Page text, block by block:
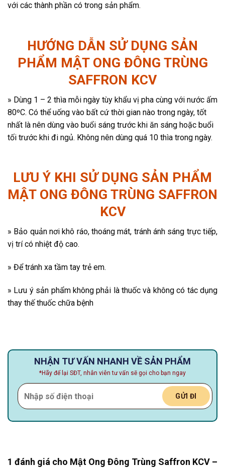
với các thành phần có trong sản phẩm.
HƯỚNG DẪN SỬ DỤNG SẢN
PHẨM MẬT ONG ĐÔNG TRÙNG
SAFFRON KCV
» Dùng 1 – 2 thìa mỗi ngày tùy khẩu vị pha cùng với nước ấm
80ºC. Có thể uống vào bất cứ thời gian nào trong ngày, tốt
nhất là nên dùng vào buổi sáng trước khi ăn sáng hoặc buổi
tối trước khi đi ngủ. Không nên dùng quá 10 thìa trong ngày.
LƯU Ý KHI SỬ DỤNG SẢN PHẨM
MẬT ONG ĐÔNG TRÙNG SAFFRON
KCV
» Bảo quản nơi khô ráo, thoáng mát, tránh ánh sáng trực tiếp,
vị trí có nhiệt độ cao.
» Để tránh xa tầm tay trẻ em.
» Lưu ý sản phẩm không phải là thuốc và không có tác dụng
thay thế thuốc chữa bệnh
NHẬN TƯ VẤN NHANH VỀ SẢN PHẨM
*Hãy để lại SĐT, nhân viên tư vấn sẽ gọi cho bạn ngay
1 đánh giá cho Mật Ong Đông Trùng Saffron KCV –